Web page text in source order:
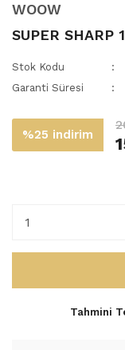
WOOW
SUPER SHARP
Stok Kodu
Garanti Süresi
%25 indirim
Tahmini